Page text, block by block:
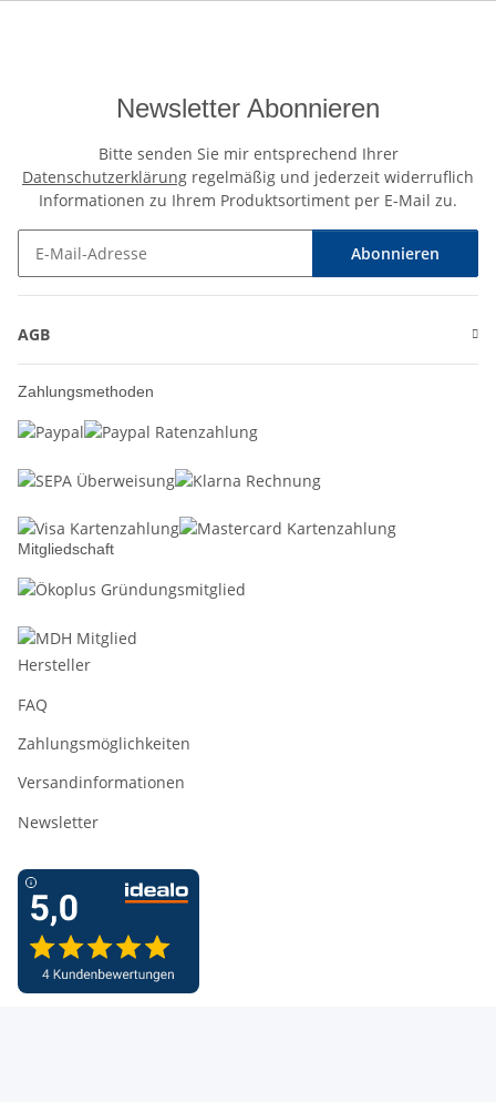
Newsletter Abonnieren
Bitte senden Sie mir entsprechend Ihrer
Datenschutzerklärung regelmäßig und jederzeit widerruflich
Informationen zu Ihrem Produktsortiment per E-Mail zu.
Abonnieren
AGB
Zahlungsmethoden
Mitgliedschaft
Hersteller
FAQ
Zahlungsmöglichkeiten
Versandinformationen
Newsletter